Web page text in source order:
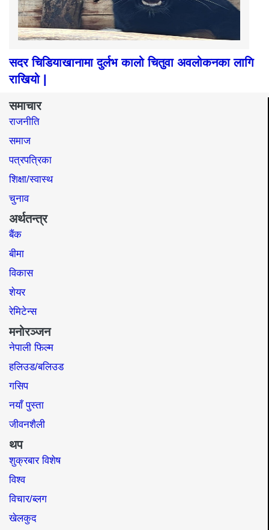
सदर चिडियाखानामा दुर्लभ कालो चितुवा अवलोकनका लागि
राखियो |
समाचार
राजनीति
समाज​
पत्रपत्रिका
शिक्षा/स्वास्थ
चुनाव
अर्थतन्त्र
बैंक
बीमा
विकास
शेयर
रेमिटेन्स
मनोरञ्जन
नेपाली फिल्म
हलिउड/बलिउड
गसिप
नयाँ पुस्ता
जीवनशैली
थप
शुक्रबार विशेष
विश्व
विचार/ब्लग
खेलकुद